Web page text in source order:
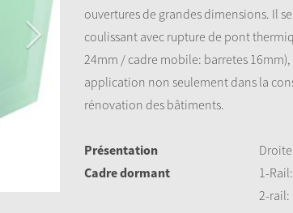
ouvertures de grandes dimensions. Il
coulissant avec rupture de pont
24mm / cadre mobile: barretes
application non seulement dans la
rénovation des bâtiments.
Présentation
Droite
Cadre dormant
1-
2-rail: